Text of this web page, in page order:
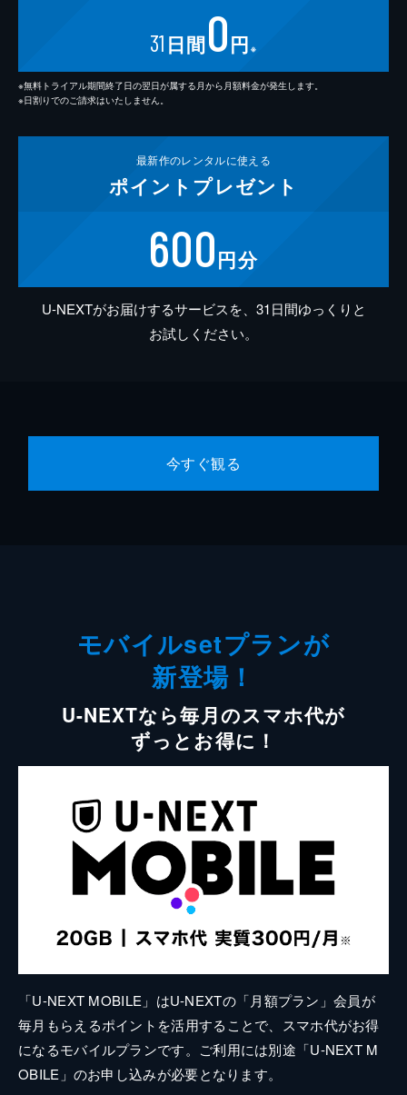
31 日間0円 ※
※無料トライアル期間終了日の翌日が属する月から月額料金が発生します。
※日割りでのご請求はいたしません。
最新作のレンタルに使える
ポイント プレゼント
600円分
U-NEXTがお届けするサービスを、31日間ゆっくりと
お試しください。
今すぐ観る
モバイルsetプランが
新登場！
U-NEXTなら毎月のスマホ代が
ずっとお得に！
「U-NEXT MOBILE」はU-NEXTの「月額プラン」会員が
毎月もらえるポイントを活用することで、スマホ代がお得
になるモバイルプランです。ご利用には別途「U-NEXT M
OBILE」のお申し込みが必要となります。